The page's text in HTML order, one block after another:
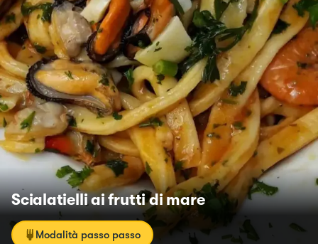
Scialatielli ai frutti di mare
Modalità passo passo